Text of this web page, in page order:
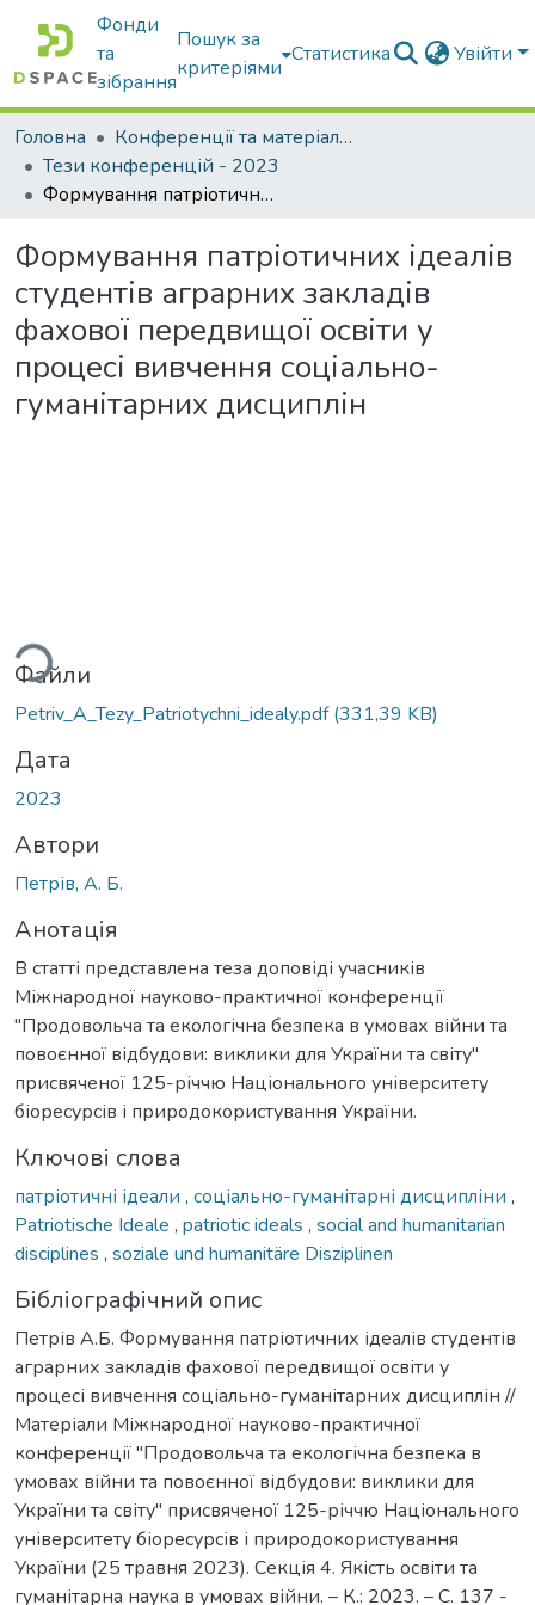
Фонди
та
зібрання
Пошук за
критеріями
Статистика Увійти
Головна
Конференції та матеріали конференцій
Тези конференцій - 2023
Формування патріотичних ідеалів студентів аграрних закладів фахової передвищої освіти у процесі вивчення соціально-гуманітарних дисциплін
Формування патріотичних ідеалів
студентів аграрних закладів
фахової передвищої освіти у
процесі вивчення соціально-
гуманітарних дисциплін
Файли
Petriv_A_Tezy_Patriotychni_idealy.pdf(331,39 KB)
Дата
2023
Автори
Петрів, А. Б.
Анотація
В статті представлена теза доповіді учасників
Міжнародної науково-практичної конференції
"Продовольча та екологічна безпека в умовах війни та
повоєнної відбудови: виклики для України та світу"
присвяченої 125-річчю Національного університету
біоресурсів і природокористування України.
Ключові слова
патріотичні ідеали , соціально-гуманітарні дисципліни ,
Patriotische Ideale , patriotic ideals , social and humanitarian
disciplines , soziale und humanitäre Disziplinen
Бібліографічний опис
Петрів А.Б. Формування патріотичних ідеалів студентів
аграрних закладів фахової передвищої освіти у
процесі вивчення соціально-гуманітарних дисциплін //
Матеріали Міжнародної науково-практичної
конференції "Продовольча та екологічна безпека в
умовах війни та повоєнної відбудови: виклики для
України та світу" присвяченої 125-річчю Національного
університету біоресурсів і природокористування
України (25 травня 2023). Секція 4. Якість освіти та
гуманітарна наука в умовах війни. – К.: 2023. – С. 137 -